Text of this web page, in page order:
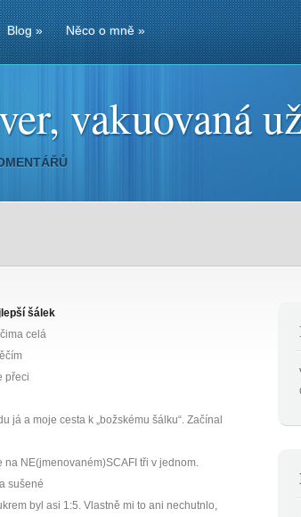
Blog» Něco o mně»
vakuovaná
šálek
celá
přeci
já a moje cesta k „božskému šálku“. Začínal
na NE(jmenovaném)SCAFI tři v jednom.
sušené
byl asi 1:5. Vlastně mi to ani nechutnlo,